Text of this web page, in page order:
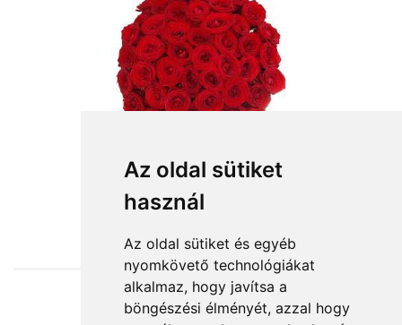
Az oldal sütiket
használ
Az oldal sütiket és egyéb
nyomkövető technológiákat
alkalmaz, hogy javítsa a
böngészési élményét, azzal hogy
40 szál vörös rózsa
120 000 Ft-tól
Elfogadott fizetési módok